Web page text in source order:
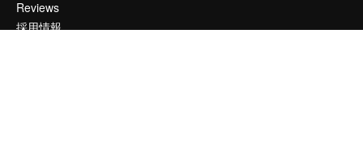
Reviews
採用情報